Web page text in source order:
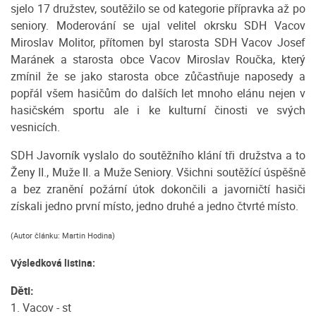
sjelo 17 družstev, soutěžilo se od kategorie přípravka až po
seniory. Moderování se ujal velitel okrsku SDH Vacov
Miroslav Molitor, přítomen byl starosta SDH Vacov Josef
Maránek a starosta obce Vacov Miroslav Roučka, který
zmínil že se jako starosta obce zůčastňuje naposedy a
popřál všem hasičům do dalších let mnoho elánu nejen v
hasičském sportu ale i ke kulturní činosti ve svých
vesnicích.
SDH Javorník vyslalo do soutěžního klání tři družstva a to
Ženy II., Muže II. a Muže Seniory. Všichni soutěžící úspěšně
a bez zranění požární útok dokončili a javorničtí hasiči
získali jedno první místo, jedno druhé a jedno čtvrté místo.
(Autor článku: Martin Hodina)
Výsledková listina:
Děti:
1. Vacov - st